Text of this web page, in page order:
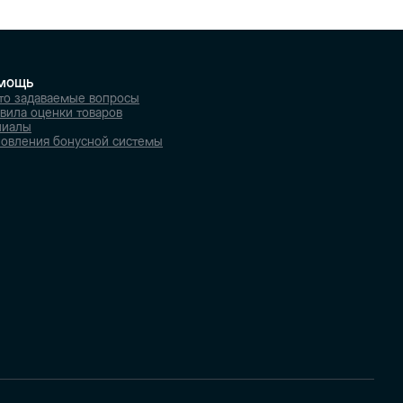
задаваемые вопросы
оценки товаров
бонусной системы